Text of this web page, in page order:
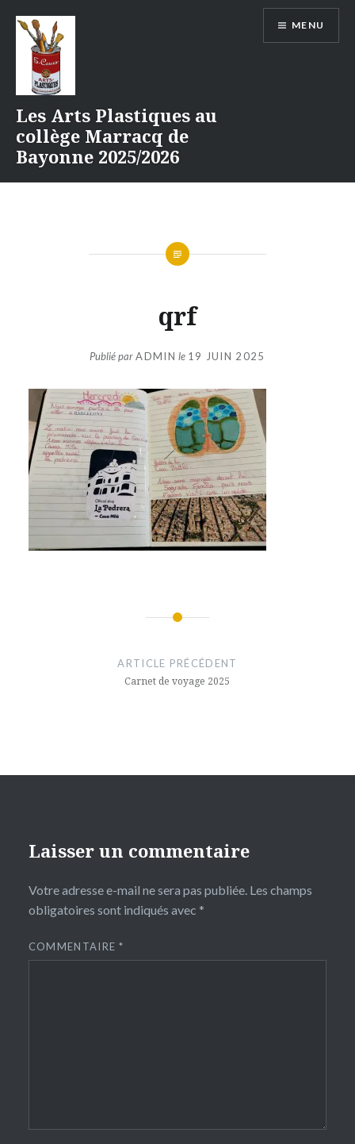
contenu
Les Arts Plastiques au
collège Marracq de
Bayonne 2025/2026
MENU
qrf
Publié parADMIN le 19 JUIN 2025
ARTICLE PRÉCÉDENT
Carnet de voyage 2025
Laisser un commentaire
Votre adresse e-mail ne sera pas publiée. Les champs
obligatoires sont indiqués avec *
COMMENTAIRE*